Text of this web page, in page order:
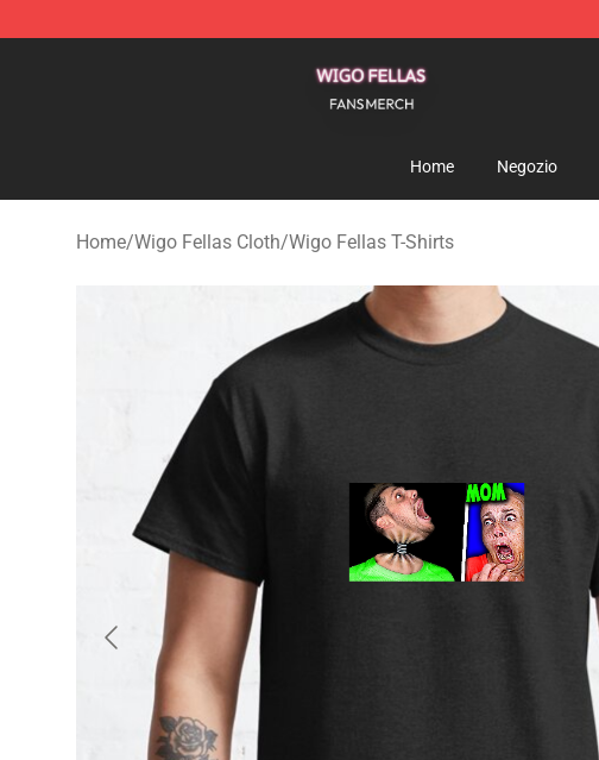
Home Negozio
Home/Wigo Fellas Cloth/Wigo Fellas T-Shirts